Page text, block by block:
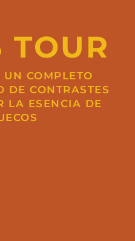
UN COMPLETO
DE CONTRASTES
LA ESENCIA DE